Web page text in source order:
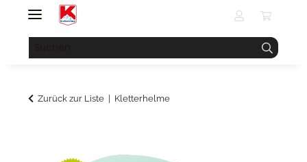
Zurück zur Liste Kletterhelme